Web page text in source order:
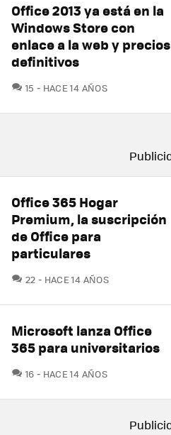
Office 2013 ya está en la
Windows Store con
enlace a la web y precios
definitivos
15 COMENTARIOS
HACE 14 AÑOS
Office 365 Hogar
Premium, la suscripción
de Office para
particulares
22 COMENTARIOS
HACE 14 AÑOS
Microsoft lanza Office
365 para universitarios
16 COMENTARIOS
HACE 14 AÑOS